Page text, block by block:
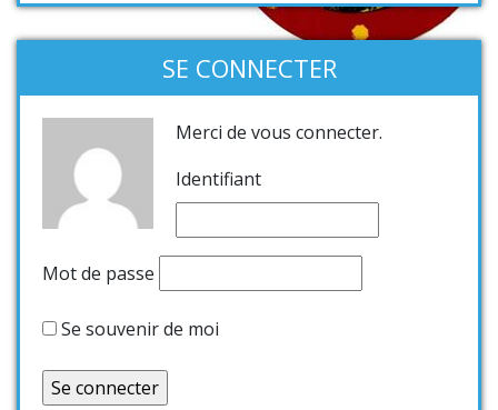
SE CONNECTER
Merci de vous connecter.
Identifiant
Mot de passe
Se souvenir de moi